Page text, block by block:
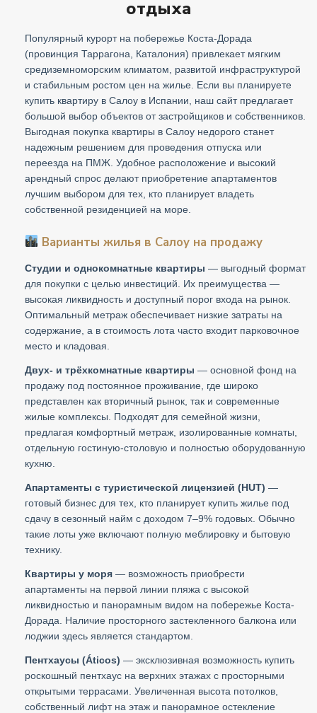
отдыха
Популярный курорт на побережье Коста-Дорада
(провинция Таррагона, Каталония) привлекает мягким
средиземноморским климатом, развитой инфраструктурой
и стабильным ростом цен на жилье. Если вы планируете
купить квартиру в Салоу в Испании, наш сайт предлагает
большой выбор объектов от застройщиков и собственников.
Выгодная покупка квартиры в Салоу недорого станет
надежным решением для проведения отпуска или
переезда на ПМЖ. Удобное расположение и высокий
арендный спрос делают приобретение апартаментов
лучшим выбором для тех, кто планирует владеть
собственной резиденцией на море.
Варианты жилья в Салоу на продажу
Студии и однокомнатные квартиры — выгодный формат
для покупки с целью инвестиций. Их преимущества —
высокая ликвидность и доступный порог входа на рынок.
Оптимальный метраж обеспечивает низкие затраты на
содержание, а в стоимость лота часто входит парковочное
место и кладовая.
Двух- и трёхкомнатные квартиры — основной фонд на
продажу под постоянное проживание, где широко
представлен как вторичный рынок, так и современные
жилые комплексы. Подходят для семейной жизни,
предлагая комфортный метраж, изолированные комнаты,
отдельную гостиную-столовую и полностью оборудованную
кухню.
Апартаменты с туристической лицензией (HUT) —
готовый бизнес для тех, кто планирует купить жилье под
сдачу в сезонный найм с доходом 7–9% годовых. Обычно
такие лоты уже включают полную меблировку и бытовую
технику.
Квартиры у моря — возможность приобрести
апартаменты на первой линии пляжа с высокой
ликвидностью и панорамным видом на побережье Коста-
Дорада. Наличие просторного застекленного балкона или
лоджии здесь является стандартом.
Пентхаусы (Áticos) — эксклюзивная возможность купить
роскошный пентхаус на верхних этажах с просторными
открытыми террасами. Увеличенная высота потолков,
собственный лифт на этаж и панорамное остекление